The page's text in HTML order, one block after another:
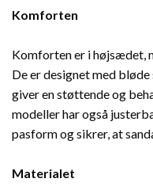
Komforten
Komforten er i højsædet,
De er designet med
giver en støttende og
modeller har også
pasform og sikrer, at
Materialet